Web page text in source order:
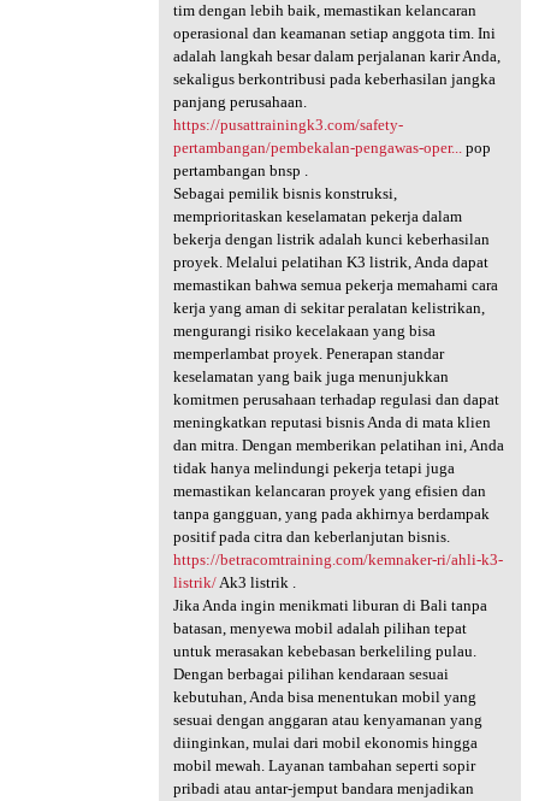
tim dengan lebih baik, memastikan kelancaran
operasional dan keamanan setiap anggota tim. Ini
adalah langkah besar dalam perjalanan karir Anda,
sekaligus berkontribusi pada keberhasilan jangka
panjang perusahaan.
https://pusattrainingk3.com/safety-
pertambangan/pembekalan-pengawas-oper...pop
pertambangan bnsp .
Sebagai pemilik bisnis konstruksi,
memprioritaskan keselamatan pekerja dalam
bekerja dengan listrik adalah kunci keberhasilan
proyek. Melalui pelatihan K3 listrik, Anda dapat
memastikan bahwa semua pekerja memahami cara
kerja yang aman di sekitar peralatan kelistrikan,
mengurangi risiko kecelakaan yang bisa
memperlambat proyek. Penerapan standar
keselamatan yang baik juga menunjukkan
komitmen perusahaan terhadap regulasi dan dapat
meningkatkan reputasi bisnis Anda di mata klien
dan mitra. Dengan memberikan pelatihan ini, Anda
tidak hanya melindungi pekerja tetapi juga
memastikan kelancaran proyek yang efisien dan
tanpa gangguan, yang pada akhirnya berdampak
positif pada citra dan keberlanjutan bisnis.
https://betracomtraining.com/kemnaker-ri/ahli-k3-
listrik/Ak3 listrik .
Jika Anda ingin menikmati liburan di Bali tanpa
batasan, menyewa mobil adalah pilihan tepat
untuk merasakan kebebasan berkeliling pulau.
Dengan berbagai pilihan kendaraan sesuai
kebutuhan, Anda bisa menentukan mobil yang
sesuai dengan anggaran atau kenyamanan yang
diinginkan, mulai dari mobil ekonomis hingga
mobil mewah. Layanan tambahan seperti sopir
pribadi atau antar-jemput bandara menjadikan